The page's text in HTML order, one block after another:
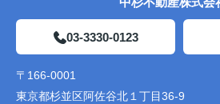
03-3330-0123
〒166-0001
東京都杉並区阿佐谷北１丁目36-9